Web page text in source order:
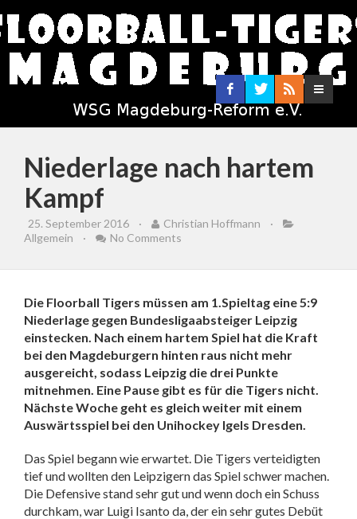
Niederlage nach hartem
Kampf
25. September 2016 · Christian Hoffmann
·
Allgemein
· No Comments
Die Floorball Tigers müssen am 1.Spieltag eine 5:9
Niederlage gegen Bundesligaabsteiger Leipzig
einstecken. Nach einem hartem Spiel hat die Kraft
bei den Magdeburgern hinten raus nicht mehr
ausgereicht, sodass Leipzig die drei Punkte
mitnehmen. Eine Pause gibt es für die Tigers nicht.
Nächste Woche geht es gleich weiter mit einem
Auswärtsspiel bei den Unihockey Igels Dresden.
Das Spiel begann wie erwartet. Die Tigers verteidigten
tief und wollten den Leipzigern das Spiel schwer machen.
Die Defensive stand sehr gut und wenn doch ein Schuss
durchkam, war Luigi Isanto da, der ein sehr gutes Debüt